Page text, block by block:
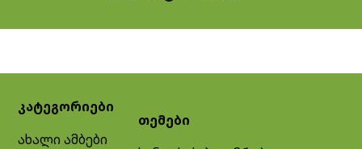
კატეგორიები
ახალი ამბები
თემები